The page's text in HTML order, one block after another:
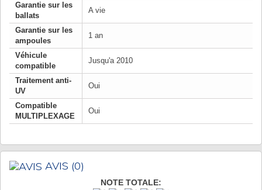
Garantie sur les
ballats
A vie
Garantie sur les
ampoules
1 an
Véhicule
compatible
Jusqu'a 2010
Traitement anti-
UV
Oui
Compatible
MULTIPLEXAGE
Oui
AVIS (0)
NOTE TOTALE: